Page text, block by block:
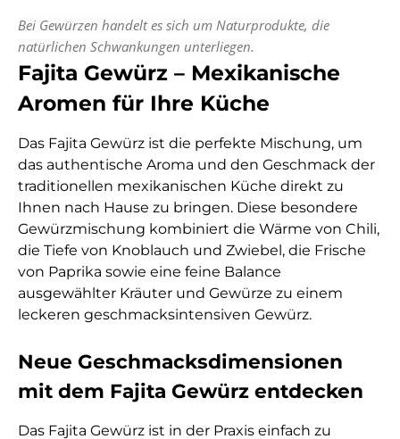
Bei Gewürzen handelt es sich um Naturprodukte, die
natürlichen Schwankungen unterliegen.
Fajita Gewürz – Mexikanische
Aromen für Ihre Küche
Das Fajita Gewürz ist die perfekte Mischung, um
das authentische Aroma und den Geschmack der
traditionellen mexikanischen Küche direkt zu
Ihnen nach Hause zu bringen. Diese besondere
Gewürzmischung kombiniert die Wärme von Chili,
die Tiefe von Knoblauch und Zwiebel, die Frische
von Paprika sowie eine feine Balance
ausgewählter Kräuter und Gewürze zu einem
leckeren geschmacksintensiven Gewürz.
Neue Geschmacksdimensionen
mit dem Fajita Gewürz entdecken
Das Fajita Gewürz ist in der Praxis einfach zu